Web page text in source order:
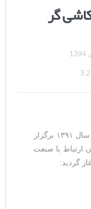
گر
در جلسه ای که در روز پنچشنبه آخرین روز پاییزی سال ۱۳۹۱ برگزار
ارتباط با صنعت
گردید: